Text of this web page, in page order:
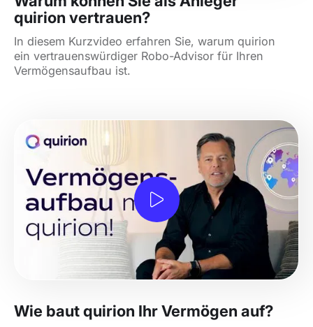
quirion vertrauen?
In diesem Kurzvideo erfahren Sie, warum quirion
ein vertrauenswürdiger Robo-Advisor für Ihren
Vermögensaufbau ist.
Wie baut quirion Ihr Vermögen auf?